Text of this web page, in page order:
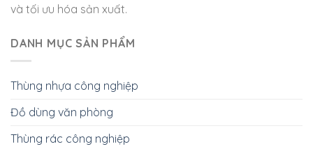
và tối ưu hóa sản xuất.
DANH MỤC SẢN PHẨM
Thùng nhựa công nghiệp
Đồ dùng văn phòng
Thùng rác công nghiệp